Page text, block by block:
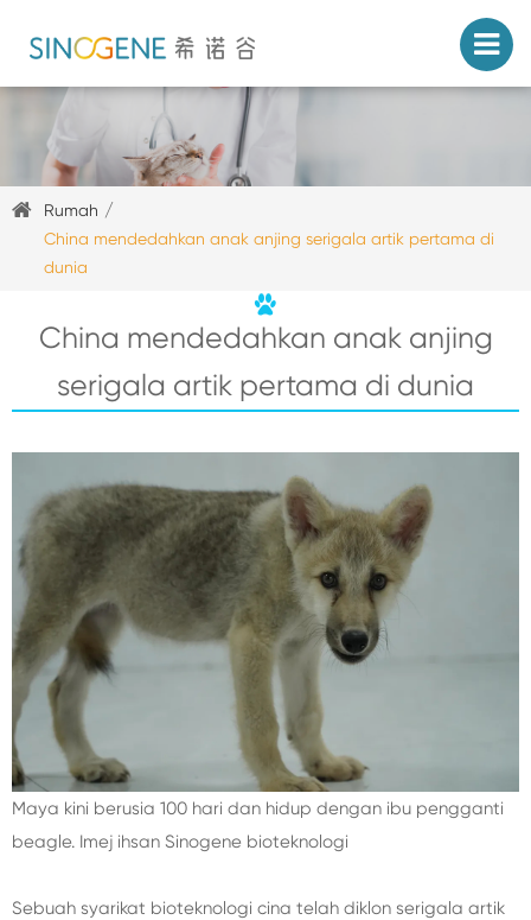
Rumah
China mendedahkan anak anjing serigala artik pertama di
dunia
China mendedahkan anak anjing
serigala artik pertama di dunia
Maya kini berusia 100 hari dan hidup dengan ibu pengganti
beagle. Imej ihsan Sinogene bioteknologi
Sebuah syarikat bioteknologi cina telah diklon serigala artik